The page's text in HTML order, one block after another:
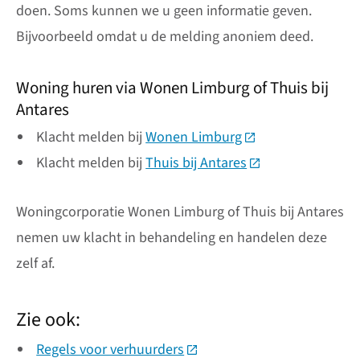
doen. Soms kunnen we u geen informatie geven.
Bijvoorbeeld omdat u de melding anoniem deed.
Woning huren via Wonen Limburg of Thuis bij
Antares
Klacht melden bijWonen Limburg(Deze link gaat
Klacht melden bijThuis bij Antares (Deze link gaat
Woningcorporatie Wonen Limburg of Thuis bij Antares
nemen uw klacht in behandeling en handelen deze
zelf af.
Zie ook:
Regels voor verhuurders(Deze link gaat naar een